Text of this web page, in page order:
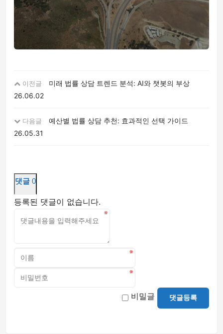
이전글
미래 법률 상담 트렌드 분석: AI와 챗봇의 부상
26.06.02
다음글
예산별 법률 상담 추천: 효과적인 선택 가이드
26.05.31
댓글 0
등록된 댓글이 없습니다.
비밀글 댓글등록